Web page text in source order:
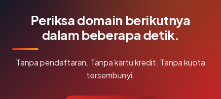
Periksa domain berikutnya
dalam beberapa detik.
Tanpa pendaftaran. Tanpa kartu kredit. Tanpa kuota
tersembunyi.